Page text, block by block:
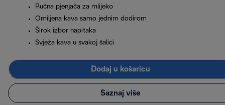
Ručna pjenjača za mlijeko
Omiljena kava samo jednim dodirom
Širok izbor napitaka
Svježa kava u svakoj šalici
Dodaj u košaricu
Saznaj više